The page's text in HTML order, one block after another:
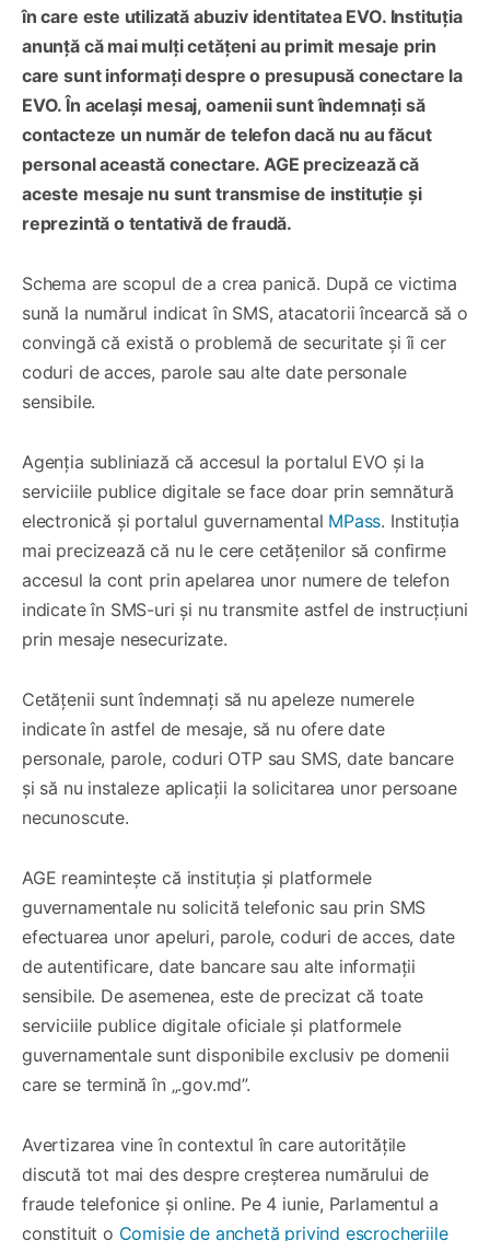
în care este utilizată abuziv identitatea EVO. Instituția
anunță că mai mulți cetățeni au primit mesaje prin
care sunt informați despre o presupusă conectare la
EVO. În același mesaj, oamenii sunt îndemnați să
contacteze un număr de telefon dacă nu au făcut
personal această conectare. AGE precizează că
aceste mesaje nu sunt transmise de instituție și
reprezintă o tentativă de fraudă.
Schema are scopul de a crea panică. După ce victima
sună la numărul indicat în SMS, atacatorii încearcă să o
convingă că există o problemă de securitate și îi cer
coduri de acces, parole sau alte date personale
sensibile.
Agenția subliniază că accesul la portalul EVO și la
serviciile publice digitale se face doar prin semnătură
electronică și portalul guvernamental MPass. Instituția
mai precizează că nu le cere cetățenilor să confirme
accesul la cont prin apelarea unor numere de telefon
indicate în SMS-uri și nu transmite astfel de instrucțiuni
prin mesaje nesecurizate.
Cetățenii sunt îndemnați să nu apeleze numerele
indicate în astfel de mesaje, să nu ofere date
personale, parole, coduri OTP sau SMS, date bancare
și să nu instaleze aplicații la solicitarea unor persoane
necunoscute.
AGE reamintește că instituția și platformele
guvernamentale nu solicită telefonic sau prin SMS
efectuarea unor apeluri, parole, coduri de acces, date
de autentificare, date bancare sau alte informații
sensibile. De asemenea, este de precizat că toate
serviciile publice digitale oficiale și platformele
guvernamentale sunt disponibile exclusiv pe domenii
care se termină în „.gov.md”.
Avertizarea vine în contextul în care autoritățile
discută tot mai des despre creșterea numărului de
fraude telefonice și online. Pe 4 iunie, Parlamentul a
constituit o Comisie de anchetă privind escrocheriile